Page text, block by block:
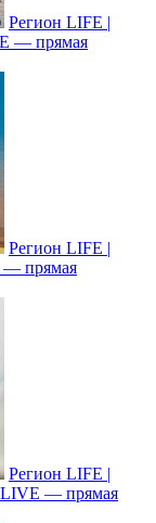
Регион LIFE |
— прямая
Регион LIFE |
прямая
Регион LIFE |
LIVE — прямая